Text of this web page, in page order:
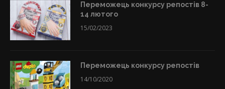
Переможець конкурсу репостів 8-
14 лютого
15/02/2023
Переможець конкурсу репостів
14/10/2020